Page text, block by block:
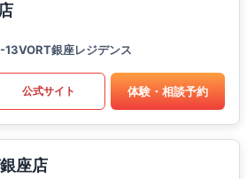
銀座レジデンス
公式サイト 体験・相談予約
座店